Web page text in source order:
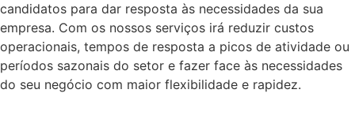
candidatos para dar resposta às necessidades da sua
empresa. Com os nossos serviços irá reduzir custos
operacionais, tempos de resposta a picos de atividade ou
períodos sazonais do setor e fazer face às necessidades
do seu negócio com maior flexibilidade e rapidez.